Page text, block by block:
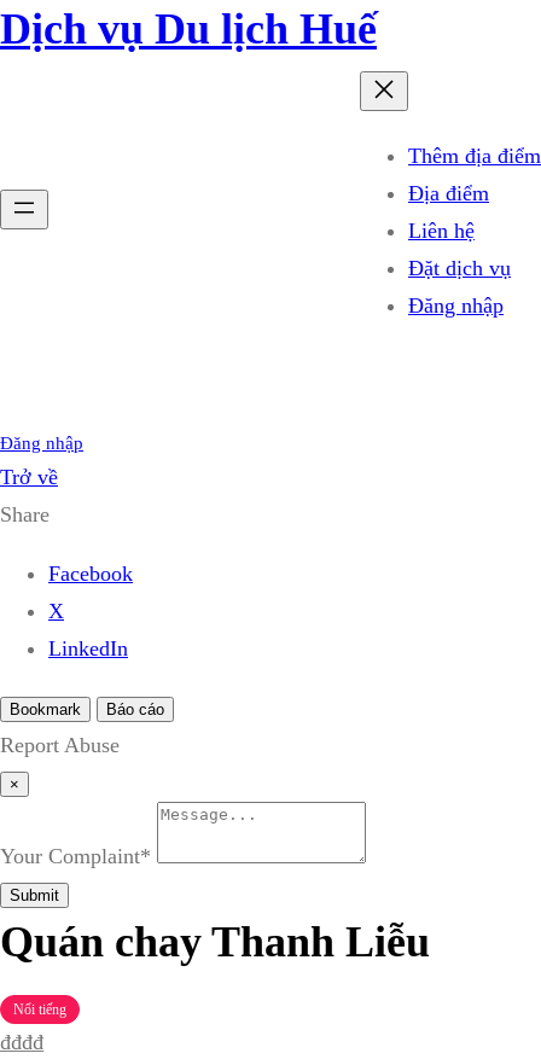
Dịch vụ Du lịch Huế
Thêm địa điểm
Địa điểm
Liên hệ
Đặt dịch vụ
Đăng nhập
Đăng nhập
Trở về
Share
Facebook
X
LinkedIn
Bookmark Báo cáo
Report Abuse
×
Your Complaint*
Submit
Quán chay Thanh Liễu
Nổi tiếng
₫₫₫₫